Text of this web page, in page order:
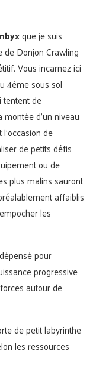
que je suis
de Donjon Crawling
Vous incarnez ici
4ème sous sol
tentent de
d’un niveau
de
de petits défis
ou de
plus malins sauront
affaiblis
les
pour
progressive
autour de
de petit labyrinthe
les ressources